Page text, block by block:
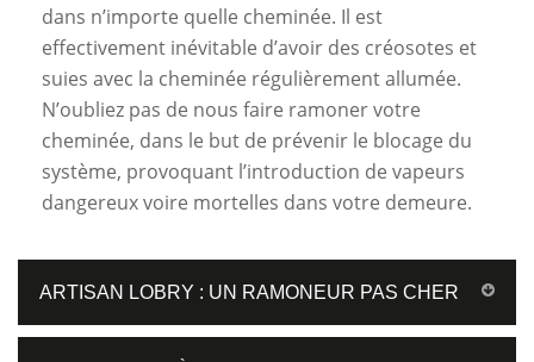
dans n’importe quelle cheminée. Il est
effectivement inévitable d’avoir des créosotes et
suies avec la cheminée régulièrement allumée.
N’oubliez pas de nous faire ramoner votre
cheminée, dans le but de prévenir le blocage du
système, provoquant l’introduction de vapeurs
dangereux voire mortelles dans votre demeure.
ARTISAN LOBRY : UN RAMONEUR PAS CHER